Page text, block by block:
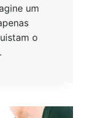
um
o